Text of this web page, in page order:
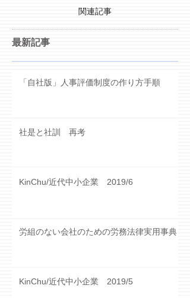
関連記事
最新記事
「自社版」人事評価制度の作り方手順
社是と社訓 再考
KinChu/近代中小企業 2019/6
労組のない会社のための労務法律実用事典
KinChu/近代中小企業 2019/5